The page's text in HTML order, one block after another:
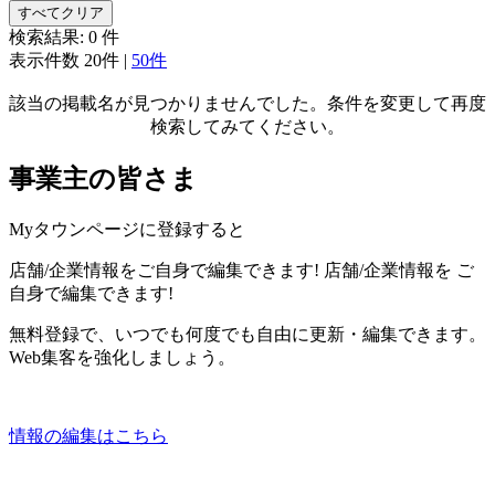
すべてクリア
検索結果: 0 件
表示件数 20件 | 50件
該当の掲載名が見つかりませんでした。条件を変更して再度
検索してみてください。
事業主の皆さま
Myタウンページに登録すると
店舗/企業情報をご自身で編集できます! 店舗/企業情報を ご
自身で編集できます!
無料登録で、いつでも何度でも自由に更新・編集できます。
Web集客を強化しましょう。
情報の編集はこちら